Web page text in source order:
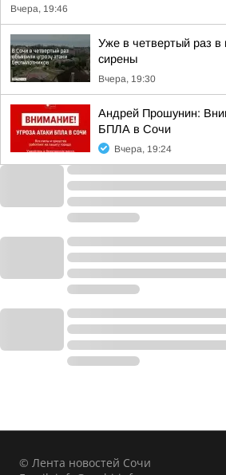
Вчера, 19:46
Уже в четвертый раз в
сирены
Вчера, 19:30
Андрей Прошунин:
БПЛА в Сочи
Вчера, 19:24
© Лента новостей Сочи